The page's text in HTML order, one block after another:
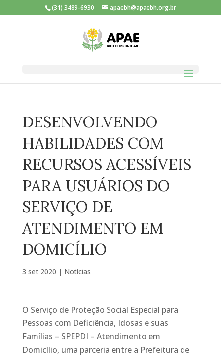
(31) 3489-6930 apaebh@apaebh.org.br
DESENVOLVENDO
HABILIDADES COM
RECURSOS ACESSÍVEIS
PARA USUÁRIOS DO
SERVIÇO DE
ATENDIMENTO EM
DOMICÍLIO
3 set 2020 | Notícias
O Serviço de Proteção Social Especial para
Pessoas com Deficiência, Idosas e suas
Famílias – SPEPDI – Atendimento em
Domicílio, uma parceria entre a Prefeitura de